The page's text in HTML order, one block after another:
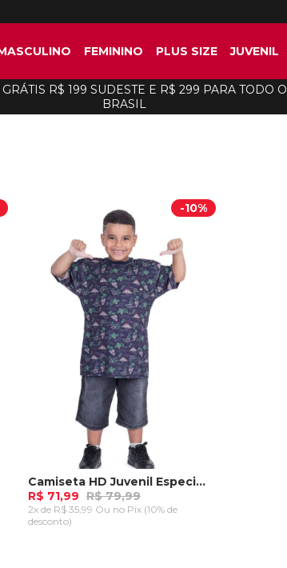
FEMININO PLUS SIZE JUVENIL
GRÁTIS R$ 199 SUDESTE E R$ 299 PARA TODO O
BRASIL
-10%
Camiseta HD Juvenil Especial Estampada Island Azul Marinho
R$ 71,99 R$ 79,99
2x de R$ 35,99 Ou no Pix (10% de
desconto)